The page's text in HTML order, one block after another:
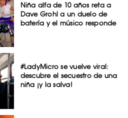
Niña alfa de 10 años reta a
Dave Grohl a un duelo de
batería y el músico responde
#LadyMicro se vuelve viral:
descubre el secuestro de una
niña ¡y la salva!